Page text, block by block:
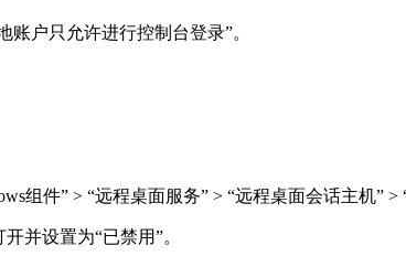
账户只允许进行控制台登录”。
组件” > “远程桌面服务” > “远程桌面会话主机” >
并设置为“已禁用”。